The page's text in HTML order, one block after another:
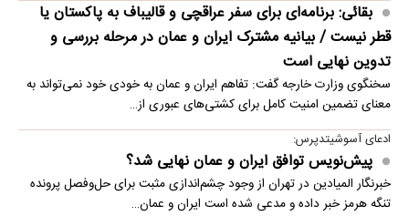
بقائی: برنامه‌ای برای سفر عراقچی و قالیباف به پاکستان یا
قطر نیست / بیانیه مشترک ایران و عمان در مرحله بررسی و
تدوین نهایی است
سخنگوی وزارت خارجه گفت: تفاهم ایران و عمان به خودی خود نمی‌تواند به
معنای تضمین امنیت کامل برای کشتی‌های عبوری از…
ادعای آسوشیتدپرس:
پیش‌نویس توافق ایران و عمان نهایی شد؟
خبرنگار المیادین در تهران از وجود چشم‌اندازی مثبت برای حل‌وفصل پرونده
تنگه هرمز خبر داده و مدعی شده است ایران و عمان…